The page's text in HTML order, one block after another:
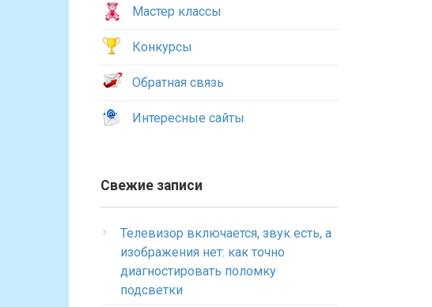
Мастер классы
Конкурсы
Обратная связь
Интересные сайты
Свежие записи
Телевизор включается, звук есть, а
изображения нет: как точно
диагностировать поломку
подсветки